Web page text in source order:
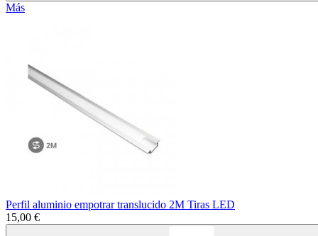
Más
Perfil aluminio empotrar translucido 2M Tiras LED
15,00 €